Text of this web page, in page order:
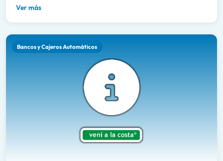
Ver más
Bancos y Cajeros Automáticos